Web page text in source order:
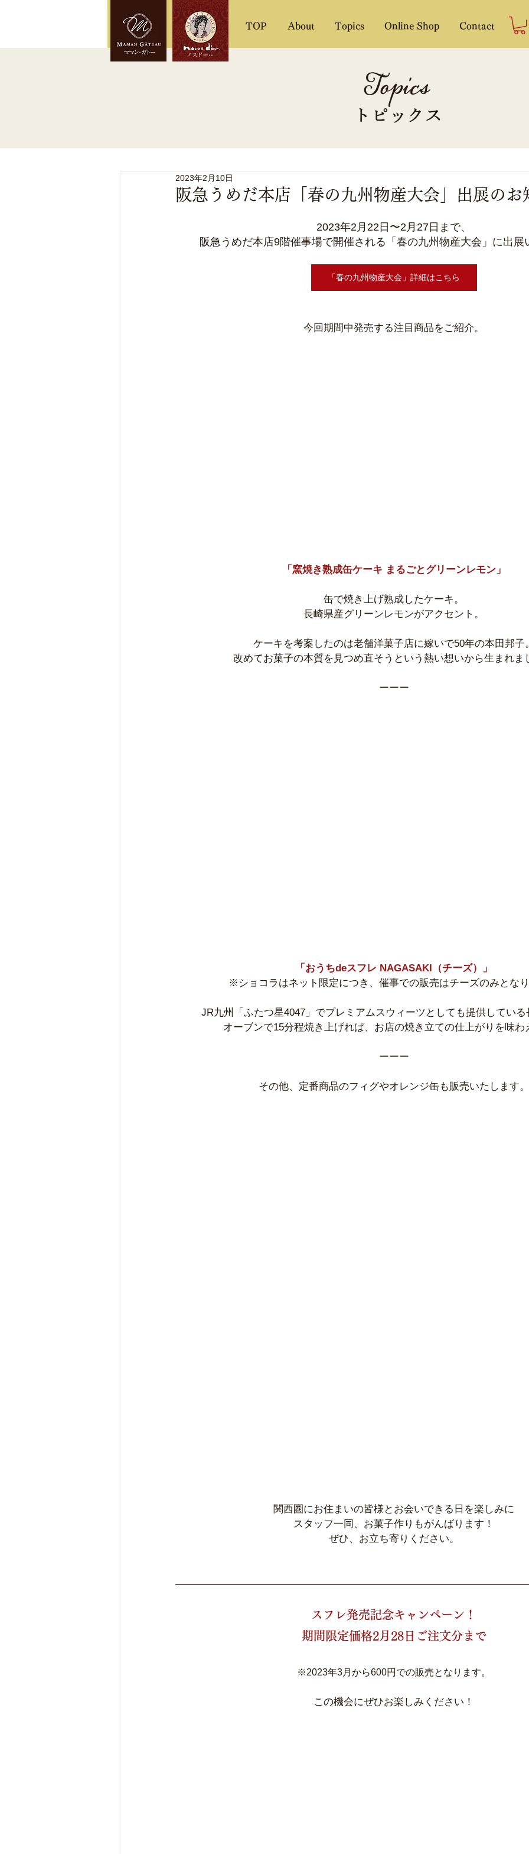
TOP About Topics Online Shop Contact
阪急うめだ本店「春の九州物産大会」出展のお
2023年2月10日
2023年2月22日〜2月27日まで、
阪急うめだ本店9階催事場で開催される「春の九州物産大会」に出展
「春の九州物産大会」詳細はこちら
今回期間中発売する注目商品をご紹介。
「窯焼き熟成缶ケーキ まるごとグリーンレモン」
缶で焼き上げ熟成したケーキ。
長崎県産グリーンレモンがアクセント。
ケーキを考案したのは老舗洋菓子店に嫁いで50年の本田邦子
改めてお菓子の本質を見つめ直そうという熱い想いから生まれま
ーーー
「おうちdeスフレ NAGASAKI（チーズ）」
※ショコラはネット限定につき、催事での販売はチーズのみとな
JR九州「ふたつ星4047」でプレミアムスウィーツとしても提供してい
オーブンで15分程焼き上げれば、お店の焼き立ての仕上がりを味わ
ーーー
その他、定番商品のフィグやオレンジ缶も販売いたします。
関西圏にお住まいの皆様とお会いできる日を楽しみに
スタッフ一同、お菓子作りもがんばります！
ぜひ、お立ち寄りください。
スフレ発売記念キャンペーン！
期間限定価格2月28日ご注文分まで
※2023年3月から600円での販売となります。
この機会にぜひお楽しみください！